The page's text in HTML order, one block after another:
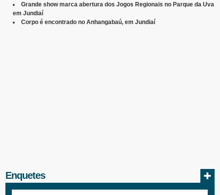
Grande show marca abertura dos Jogos Regionais no Parque da Uva
em Jundiaí
Corpo é encontrado no Anhangabaú, em Jundiaí
Enquetes